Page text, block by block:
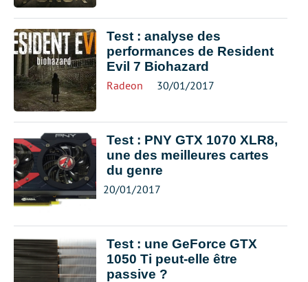
Test : analyse des
performances de Resident
Evil 7 Biohazard
Radeon 30/01/2017
Test : PNY GTX 1070 XLR8,
une des meilleures cartes
du genre
20/01/2017
Test : une GeForce GTX
1050 Ti peut-elle être
passive ?